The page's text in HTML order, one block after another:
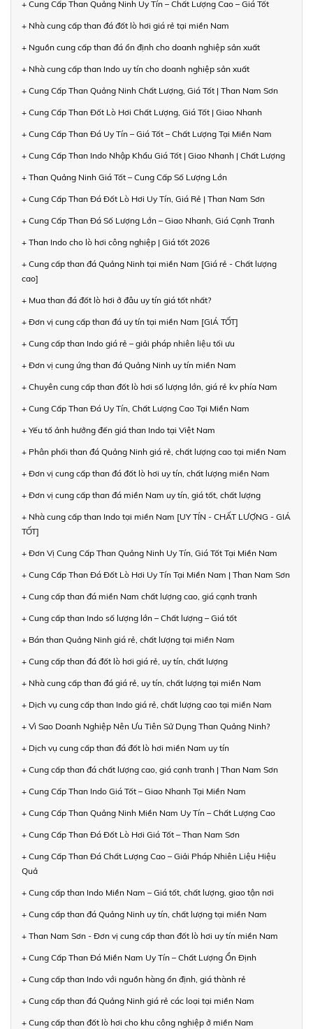
+ Cung Cấp Than Quảng Ninh Uy Tín – Chất Lượng Cao – Giá Tốt
+ Nhà cung cấp than đá đốt lò hơi giá rẻ tại miền Nam
+ Nguồn cung cấp than đá ổn định cho doanh nghiệp sản xuất
+ Nhà cung cấp than Indo uy tín cho doanh nghiệp sản xuất
+ Cung Cấp Than Quảng Ninh Chất Lượng, Giá Tốt | Than Nam Sơn
+ Cung Cấp Than Đốt Lò Hơi Chất Lượng, Giá Tốt | Giao Nhanh
+ Cung Cấp Than Đá Uy Tín – Giá Tốt – Chất Lượng Tại Miền Nam
+ Cung Cấp Than Indo Nhập Khẩu Giá Tốt | Giao Nhanh | Chất Lượng
+ Than Quảng Ninh Giá Tốt – Cung Cấp Số Lượng Lớn
+ Cung Cấp Than Đá Đốt Lò Hơi Uy Tín, Giá Rẻ | Than Nam Sơn
+ Cung Cấp Than Đá Số Lượng Lớn – Giao Nhanh, Giá Cạnh Tranh
+ Than Indo cho lò hơi công nghiệp | Giá tốt 2026
+ Cung cấp than đá Quảng Ninh tại miền Nam [Giá rẻ - Chất lượng
cao]
+ Mua than đá đốt lò hơi ở đâu uy tín giá tốt nhất?
+ Đơn vị cung cấp than đá uy tín tại miền Nam [GIÁ TỐT]
+ Cung cấp than Indo giá rẻ – giải pháp nhiên liệu tối ưu
+ Đơn vị cung ứng than đá Quảng Ninh uy tín miền Nam
+ Chuyên cung cấp than đốt lò hơi số lượng lớn, giá rẻ kv phía Nam
+ Cung Cấp Than Đá Uy Tín, Chất Lượng Cao Tại Miền Nam
+ Yếu tố ảnh hưởng đến giá than Indo tại Việt Nam
+ Phân phối than đá Quảng Ninh giá rẻ, chất lượng cao tại miền Nam
+ Đơn vị cung cấp than đá đốt lò hơi uy tín, chất lượng miền Nam
+ Đơn vị cung cấp than đá miền Nam uy tín, giá tốt, chất lượng
+ Nhà cung cấp than Indo tại miền Nam [UY TÍN - CHẤT LƯỢNG - GIÁ
TỐT]
+ Đơn Vị Cung Cấp Than Quảng Ninh Uy Tín, Giá Tốt Tại Miền Nam
+ Cung Cấp Than Đá Đốt Lò Hơi Uy Tín Tại Miền Nam | Than Nam Sơn
+ Cung cấp than đá miền Nam chất lượng cao, giá cạnh tranh
+ Cung cấp than Indo số lượng lớn – Chất lượng – Giá tốt
+ Bán than Quảng Ninh giá rẻ, chất lượng tại miền Nam
+ Cung cấp than đá đốt lò hơi giá rẻ, uy tín, chất lượng
+ Nhà cung cấp than đá giá rẻ, uy tín, chất lượng tại miền Nam
+ Dịch vụ cung cấp than Indo giá rẻ, chất lượng cao tại miền Nam
+ Vì Sao Doanh Nghiệp Nên Ưu Tiên Sử Dụng Than Quảng Ninh?
+ Dịch vụ cung cấp than đá đốt lò hơi miền Nam uy tín
+ Cung cấp than đá chất lượng cao, giá cạnh tranh | Than Nam Sơn
+ Cung Cấp Than Indo Giá Tốt – Giao Nhanh Tại Miền Nam
+ Cung Cấp Than Quảng Ninh Miền Nam Uy Tín – Chất Lượng Cao
+ Cung Cấp Than Đá Đốt Lò Hơi Giá Tốt – Than Nam Sơn
+ Cung Cấp Than Đá Chất Lượng Cao – Giải Pháp Nhiên Liệu Hiệu
Quả
+ Cung cấp than Indo Miền Nam – Giá tốt, chất lượng, giao tận nơi
+ Cung cấp than đá Quảng Ninh uy tín, chất lượng tại miền Nam
+ Than Nam Sơn - Đơn vị cung cấp than đốt lò hơi uy tín miền Nam
+ Cung Cấp Than Đá Miền Nam Uy Tín – Chất Lượng Ổn Định
+ Cung cấp than Indo với nguồn hàng ổn định, giá thành rẻ
+ Cung cấp than đá Quảng Ninh giá rẻ các loại tại miền Nam
+ Cung cấp than đốt lò hơi cho khu công nghiệp ở miền Nam